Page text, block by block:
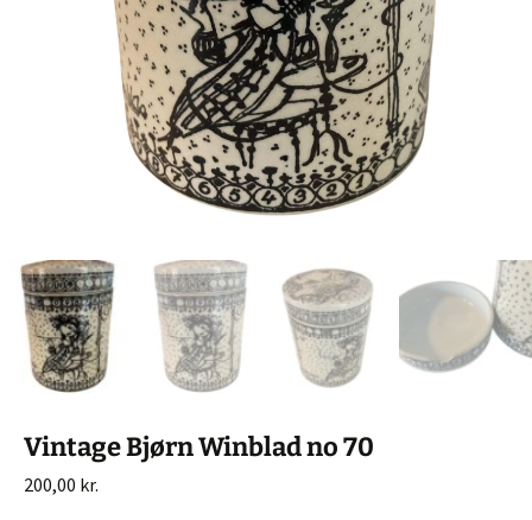
Vintage Bjørn Winblad no 70
200,00 kr.